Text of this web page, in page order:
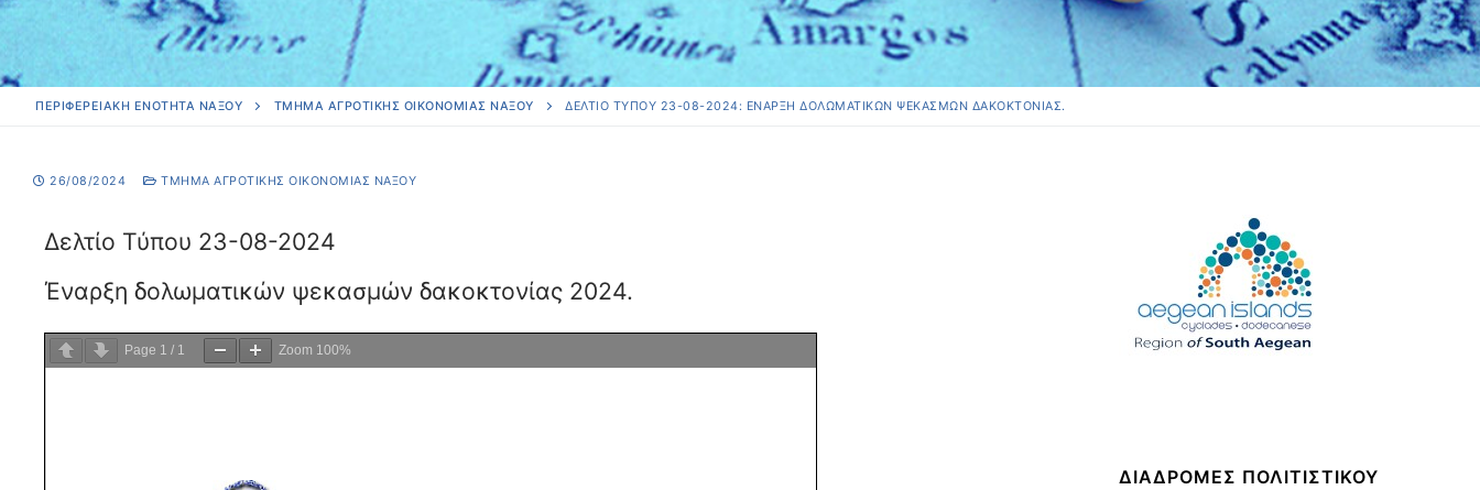
ΠΕΡΙΦΕΡΕΙΑΚΗ ΕΝΟΤΗΤΑ ΝΑΞΟΥ ΤΜΉΜΑ ΑΓΡΟΤΙΚΉΣ ΟΙΚΟΝΟΜΊΑΣ ΝΆΞΟΥ ΔΕΛΤΊΟ ΤΎΠΟΥ 23-08-2024: ΈΝΑΡΞΗ ΔΟΛΩΜΑΤΙΚΏΝ ΨΕΚΑΣΜΏΝ ΔΑΚΟΚΤΟΝΊΑΣ.
26/08/2024 ΤΜΉΜΑ ΑΓΡΟΤΙΚΉΣ ΟΙΚΟΝΟΜΊΑΣ ΝΆΞΟΥ
Δελτίο Τύπου 23-08-2024
Έναρξη δολωματικών ψεκασμών δακοκτονίας 2024.
Page 1 / 1 Zoom 100%
ΔΙΑΔΡΟΜΈΣ ΠΟΛΙΤΙΣΤΙΚΟΎ